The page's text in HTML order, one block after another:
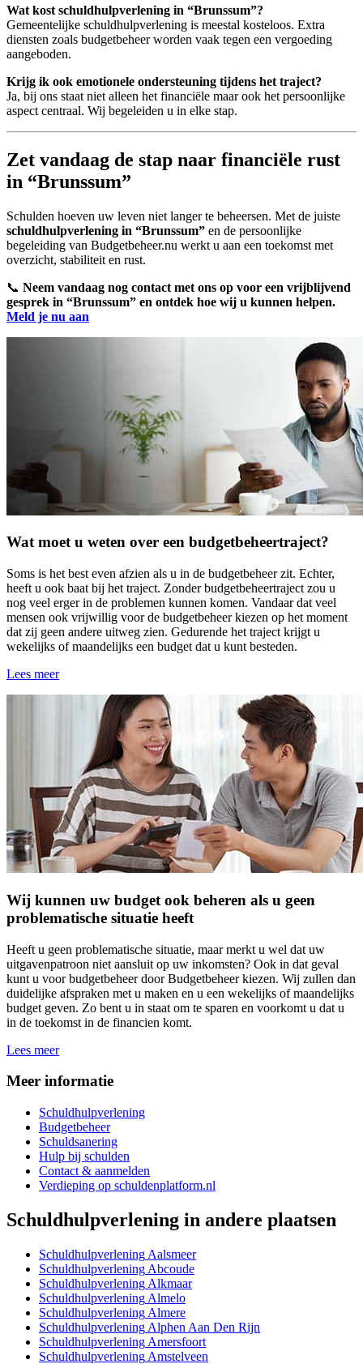
Wat kost schuldhulpverlening in “Brunssum”?
Gemeentelijke schuldhulpverlening is meestal kosteloos. Extra
diensten zoals budgetbeheer worden vaak tegen een vergoeding
aangeboden.
Krijg ik ook emotionele ondersteuning tijdens het traject?
Ja, bij ons staat niet alleen het financiële maar ook het persoonlijke
aspect centraal. Wij begeleiden u in elke stap.
Zet vandaag de stap naar financiële rust
in “Brunssum”
Schulden hoeven uw leven niet langer te beheersen. Met de juiste
schuldhulpverlening in “Brunssum” en de persoonlijke
begeleiding van Budgetbeheer.nu werkt u aan een toekomst met
overzicht, stabiliteit en rust.
📞 Neem vandaag nog contact met ons op voor een vrijblijvend
gesprek in “Brunssum” en ontdek hoe wij u kunnen helpen.
Meld je nu aan
Wat moet u weten over een budgetbeheertraject?
Soms is het best even afzien als u in de budgetbeheer zit. Echter,
heeft u ook baat bij het traject. Zonder budgetbeheertraject zou u
nog veel erger in de problemen kunnen komen. Vandaar dat veel
mensen ook vrijwillig voor de budgetbeheer kiezen op het moment
dat zij geen andere uitweg zien. Gedurende het traject krijgt u
wekelijks of maandelijks een budget dat u kunt besteden.
Lees meer
Wij kunnen uw budget ook beheren als u geen
problematische situatie heeft
Heeft u geen problematische situatie, maar merkt u wel dat uw
uitgavenpatroon niet aansluit op uw inkomsten? Ook in dat geval
kunt u voor budgetbeheer door Budgetbeheer kiezen. Wij zullen dan
duidelijke afspraken met u maken en u een wekelijks of maandelijks
budget geven. Zo bent u in staat om te sparen en voorkomt u dat u
in de toekomst in de financien komt.
Lees meer
Meer informatie
Schuldhulpverlening
Budgetbeheer
Schuldsanering
Hulp bij schulden
Contact & aanmelden
Verdieping op schuldenplatform.nl
Schuldhulpverlening in andere plaatsen
Schuldhulpverlening Aalsmeer
Schuldhulpverlening Abcoude
Schuldhulpverlening Alkmaar
Schuldhulpverlening Almelo
Schuldhulpverlening Almere
Schuldhulpverlening Alphen Aan Den Rijn
Schuldhulpverlening Amersfoort
Schuldhulpverlening Amstelveen